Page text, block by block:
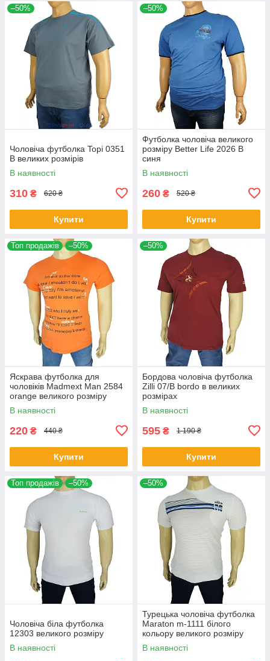
–50%
Чоловіча футболка Topi 0351
B великих розмірів
В наявності
310 ₴ 620 ₴
Купити
–50%
Футболка чоловіча великого
розміру Better Life 2026 В
синя
В наявності
260 ₴ 520 ₴
Купити
Топ продажів –50%
Яскрава футболка для
чоловіків Madmext Man 2584
orange великого розміру
В наявності
220 ₴ 440 ₴
Купити
–50%
Бордова чоловіча футболка
Zilli 07/В bordo в великих
розмірах
В наявності
595 ₴ 1 190 ₴
Купити
Топ продажів –50%
Чоловіча біла футболка
12303 великого розміру
В наявності
–50%
Турецька чоловіча футболка
Maraton m-1111 білого
кольору великого розміру
В наявності